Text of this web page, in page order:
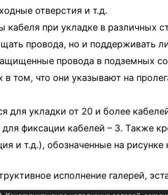
отверстия и т.д.
при укладке в различных
провода, но и поддерживать
провода в подземных
том, что они указывают на
для укладки от 20 и более
фиксации кабелей – 3. Также
и т.д.), обозначенные на